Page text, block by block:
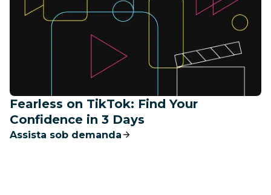
Fearless on TikTok: Find Your
Confidence in 3 Days
Assista sob demanda